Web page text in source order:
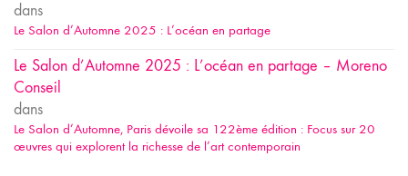
dans
Le Salon d’Automne 2025 : L’océan en partage
Le Salon d’Automne 2025 : L’océan en partage – Moreno
Conseil
dans
Le Salon d’Automne, Paris dévoile sa 122ème édition : Focus sur 20
œuvres qui explorent la richesse de l’art contemporain